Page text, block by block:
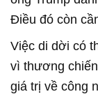
Điều đó còn
Việc di dời có
vì thương
giá trị về công